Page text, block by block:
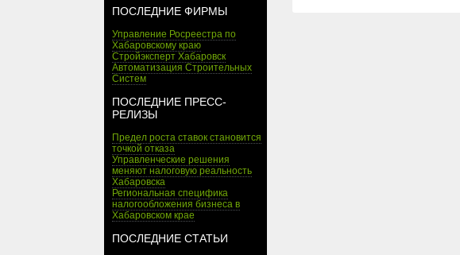
ПОСЛЕДНИЕ ФИРМЫ
Управление Росреестра по
Хабаровскому краю
Стройэксперт Хабаровск
Автоматизация Строительных
Систем
ПОСЛЕДНИЕ ПРЕСС-
РЕЛИЗЫ
Предел роста ставок становится
точкой отказа
Управленческие решения
меняют налоговую реальность
Хабаровска
Региональная специфика
налогообложения бизнеса в
Хабаровском крае
ПОСЛЕДНИЕ СТАТЬИ